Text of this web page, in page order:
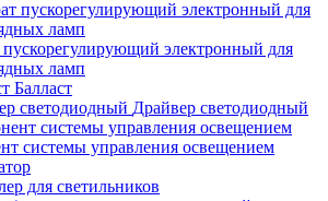
электронный для
ламп
Балласт
Драйвер светодиодный
системы управления освещением
для светильников